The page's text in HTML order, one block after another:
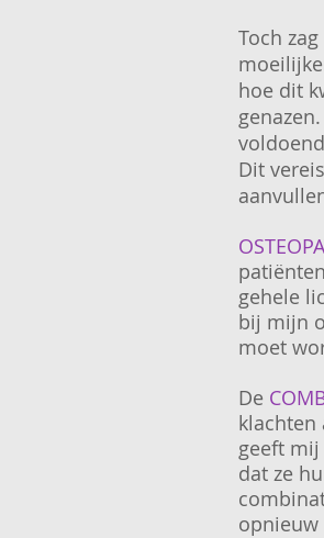
Toch
hoe dit
Dit
gehele
bij mijn
moet
De
klachten
geeft
dat ze
opnieuw